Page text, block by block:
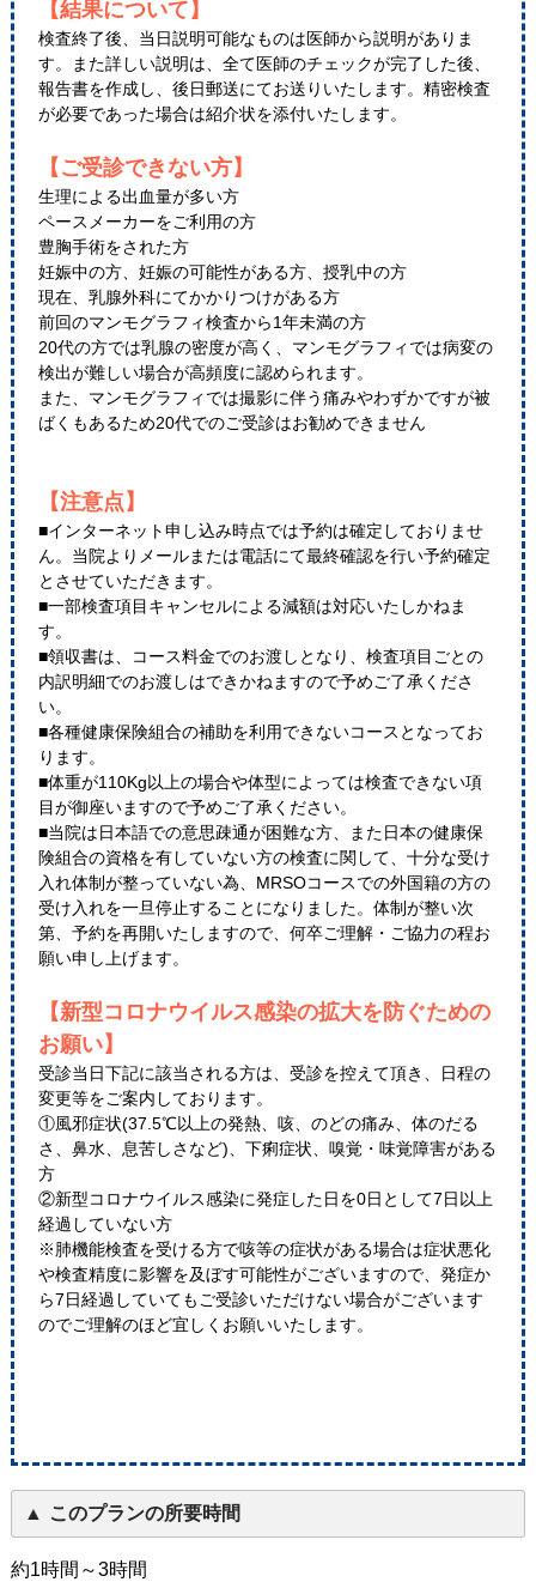
【結果について】
検査終了後、当日説明可能なものは医師から説明がありま
す。また詳しい説明は、全て医師のチェックが完了した後、
報告書を作成し、後日郵送にてお送りいたします。精密検査
が必要であった場合は紹介状を添付いたします。
【ご受診できない方】
生理による出血量が多い方
ペースメーカーをご利用の方
豊胸手術をされた方
妊娠中の方、妊娠の可能性がある方、授乳中の方
現在、乳腺外科にてかかりつけがある方
前回のマンモグラフィ検査から1年未満の方
20代の方では乳腺の密度が高く、マンモグラフィでは病変の
検出が難しい場合が高頻度に認められます。
また、マンモグラフィでは撮影に伴う痛みやわずかですが被
ばくもあるため20代でのご受診はお勧めできません
【注意点】
■インターネット申し込み時点では予約は確定しておりませ
ん。当院よりメールまたは電話にて最終確認を行い予約確定
とさせていただきます。
■一部検査項目キャンセルによる減額は対応いたしかねま
す。
■領収書は、コース料金でのお渡しとなり、検査項目ごとの
内訳明細でのお渡しはできかねますので予めご了承くださ
い。
■各種健康保険組合の補助を利用できないコースとなってお
ります。
■体重が110Kg以上の場合や体型によっては検査できない項
目が御座いますので予めご了承ください。
■当院は日本語での意思疎通が困難な方、また日本の健康保
険組合の資格を有していない方の検査に関して、十分な受け
入れ体制が整っていない為、MRSOコースでの外国籍の方の
受け入れを一旦停止することになりました。体制が整い次
第、予約を再開いたしますので、何卒ご理解・ご協力の程お
願い申し上げます。
【新型コロナウイルス感染の拡大を防ぐための
お願い】
受診当日下記に該当される方は、受診を控えて頂き、日程の
変更等をご案内しております。
①風邪症状(37.5℃以上の発熱、咳、のどの痛み、体のだる
さ、鼻水、息苦しさなど)、下痢症状、嗅覚・味覚障害がある
方
②新型コロナウイルス感染に発症した日を0日として7日以上
経過していない方
※肺機能検査を受ける方で咳等の症状がある場合は症状悪化
や検査精度に影響を及ぼす可能性がございますので、発症か
ら7日経過していてもご受診いただけない場合がございます
のでご理解のほど宜しくお願いいたします。
このプランの所要時間
約1時間～3時間